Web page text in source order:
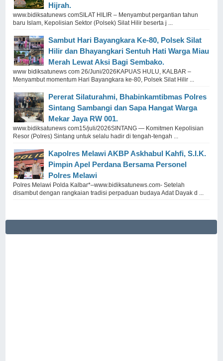
Hijrah.
www.bidiksatunews comSILAT HILIR – Menyambut pergantian tahun
baru Islam, Kepolisian Sektor (Polsek) Silat Hilir beserta j ...
Sambut Hari Bayangkara Ke-80, Polsek Silat
Hilir dan Bhayangkari Sentuh Hati Warga Miau
Merah Lewat Aksi Bagi Sembako.
www bidiksatunews com 26/Juni/2026KAPUAS HULU, KALBAR –
Menyambut momentum Hari Bayangkara ke-80, Polsek Silat Hilir ...
Pererat Silaturahmi, Bhabinkamtibmas Polres
Sintang Sambangi dan Sapa Hangat Warga
Mekar Jaya RW 001.
www.bidiksatunews com15/juli/2026SINTANG — Komitmen Kepolisian
Resor (Polres) Sintang untuk selalu hadir di tengah-tengah ...
Kapolres Melawi AKBP Askhabul Kahfi, S.I.K.
Pimpin Apel Perdana Bersama Personel
Polres Melawi
Polres Melawi Polda Kalbar*–www.bidiksatunews.com- Setelah
disambut dengan rangkaian tradisi perpaduan budaya Adat Dayak d ...